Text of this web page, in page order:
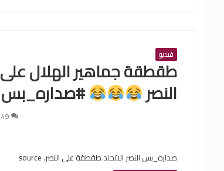
فيديو
طقطقة جماهير الهلال على
النصر #صداره_بس
49
صداره_بس النصر الاتحاد طقطقة على النصر. source